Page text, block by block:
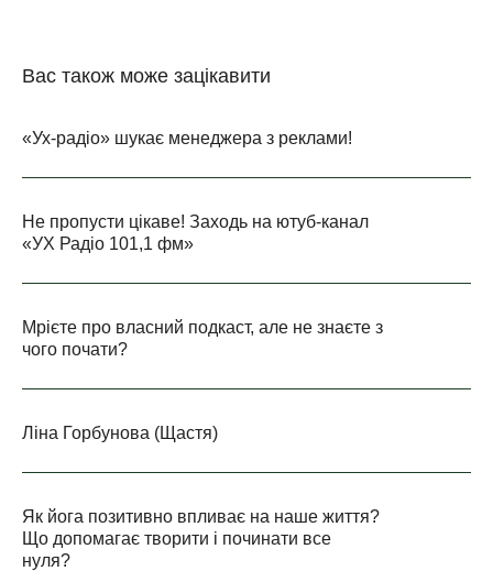
Вас також може зацікавити
«Ух-радіо» шукає менеджера з реклами!
Не пропусти цікаве! Заходь на ютуб-канал
«УХ Радіо 101,1 фм»
Мрієте про власний подкаст, але не знаєте з
чого почати?
Ліна Горбунова (Щастя)
Як йога позитивно впливає на наше життя?
Що допомагає творити і починати все
нуля?